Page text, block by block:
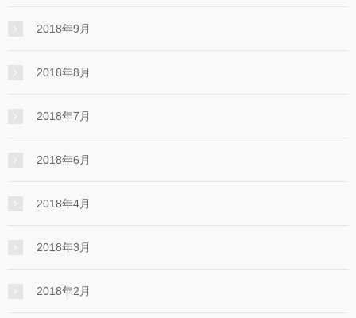
2018年9月
2018年8月
2018年7月
2018年6月
2018年4月
2018年3月
2018年2月